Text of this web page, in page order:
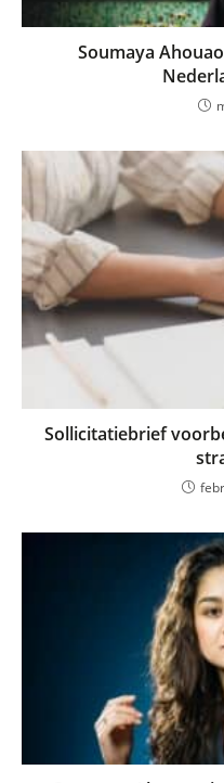
Soumaya
Sollicitatiebrief